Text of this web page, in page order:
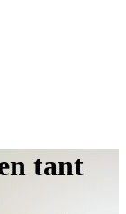
tant